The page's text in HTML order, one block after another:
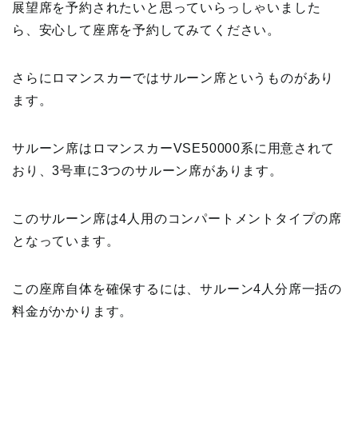
展望席を予約されたいと思っていらっしゃいました
ら、安心して座席を予約してみてください。
さらにロマンスカーではサルーン席というものがあり
ます。
サルーン席はロマンスカーVSE50000系に用意されて
おり、3号車に3つのサルーン席があります。
このサルーン席は4人用のコンパートメントタイプの席
となっています。
この座席自体を確保するには、サルーン4人分席一括の
料金がかかります。